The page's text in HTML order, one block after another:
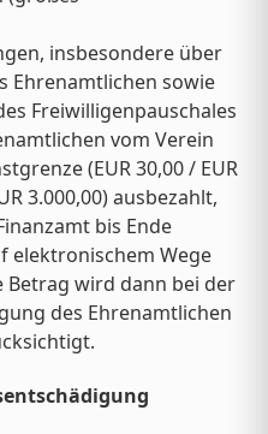
insbesondere über
Ehrenamtlichen sowie
Freiwilligenpauschales
vom Verein
(EUR 30,00 / EUR
3.000,00) ausbezahlt,
bis Ende
elektronischem Wege
Betrag wird dann bei der
des Ehrenamtlichen